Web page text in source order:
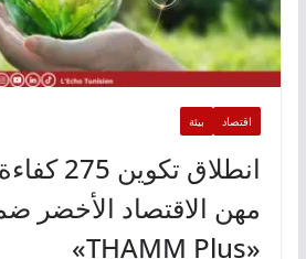
اقتصاد بيئة
انطلاق
مهن الاقتصاد الأخضر
«THAMM Plus»